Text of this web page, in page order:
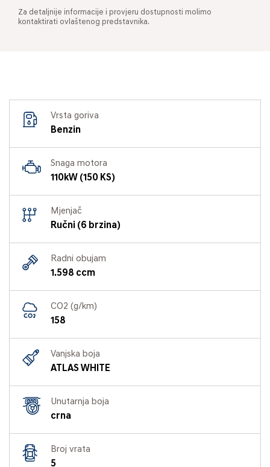
Za detaljnije informacije i provjeru dostupnosti molimo
kontaktirati ovlaštenog predstavnika.
Vrsta goriva
Benzin
Snaga motora
110kW (150 KS)
Mjenjač
Ručni (6 brzina)
Radni obujam
1.598 ccm
CO2 (g/km)
158
Vanjska boja
ATLAS WHITE
Unutarnja boja
crna
Broj vrata
5